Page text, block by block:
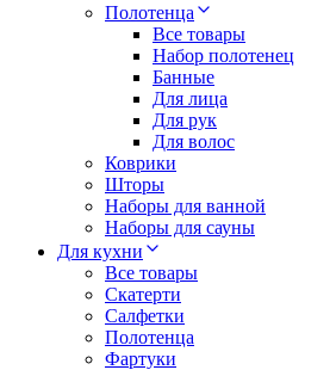
Полотенца
Все товары
Набор полотенец
Банные
Для лица
Для рук
Для волос
Коврики
Шторы
Наборы для ванной
Наборы для сауны
Для кухни
Все товары
Скатерти
Салфетки
Полотенца
Фартуки